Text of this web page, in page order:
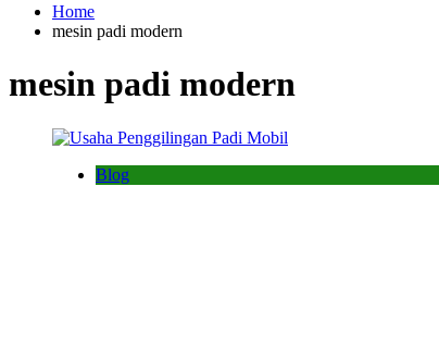
Home
mesin padi modern
mesin padi modern
Blog